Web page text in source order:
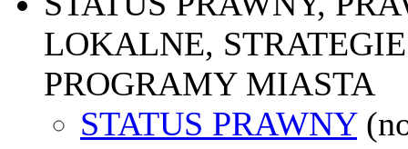
LOKALNE,
PROGRAMY MIASTA
STATUS PRAWNY